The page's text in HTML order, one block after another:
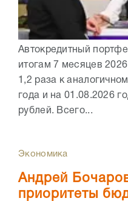
Автокредитный
итогам 7 месяцев
1,2 раза к
года и на 01.08.2026
рублей. Всего...
Экономика
Андрей
приоритеты